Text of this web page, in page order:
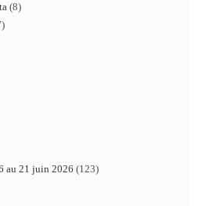
8
au 21 juin 2026 123